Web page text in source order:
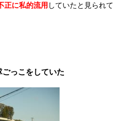
正に私的流用 していたと見られて
っこをしていた